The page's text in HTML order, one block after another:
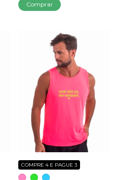
Comprar
COMPRE 4 E PAGUE 3